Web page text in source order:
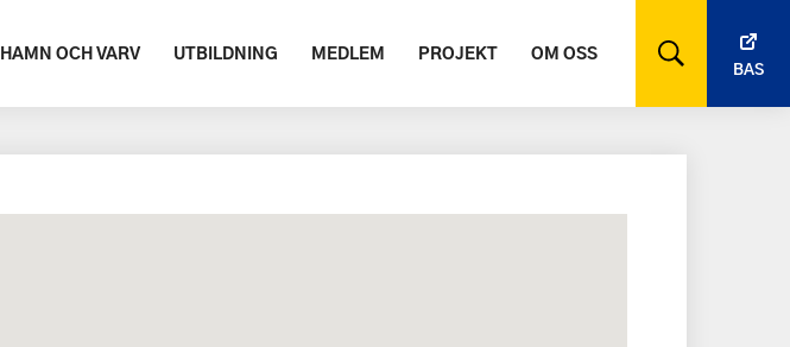
HAMN OCH VARV UTBILDNING MEDLEM PROJEKT OM OSS
BAS